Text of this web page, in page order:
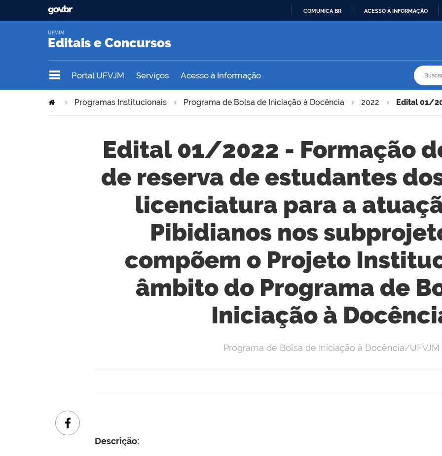
COMUNICA BR ACESSO À INFORMAÇÃO
Editais e Concursos
UFVJM
Portal UFVJM Serviços Acesso à Informação
Programas Institucionais Programa de Bolsa de Iniciação à Docência 2022 Edital 01/
Edital 01/2022 - Formação
de reserva de estudantes
licenciatura para a
Pibidianos nos
compõem o Projeto
âmbito do Programa de
Iniciação à
Programa de Bolsa de Iniciação à Docência/UFVJM
Descrição: